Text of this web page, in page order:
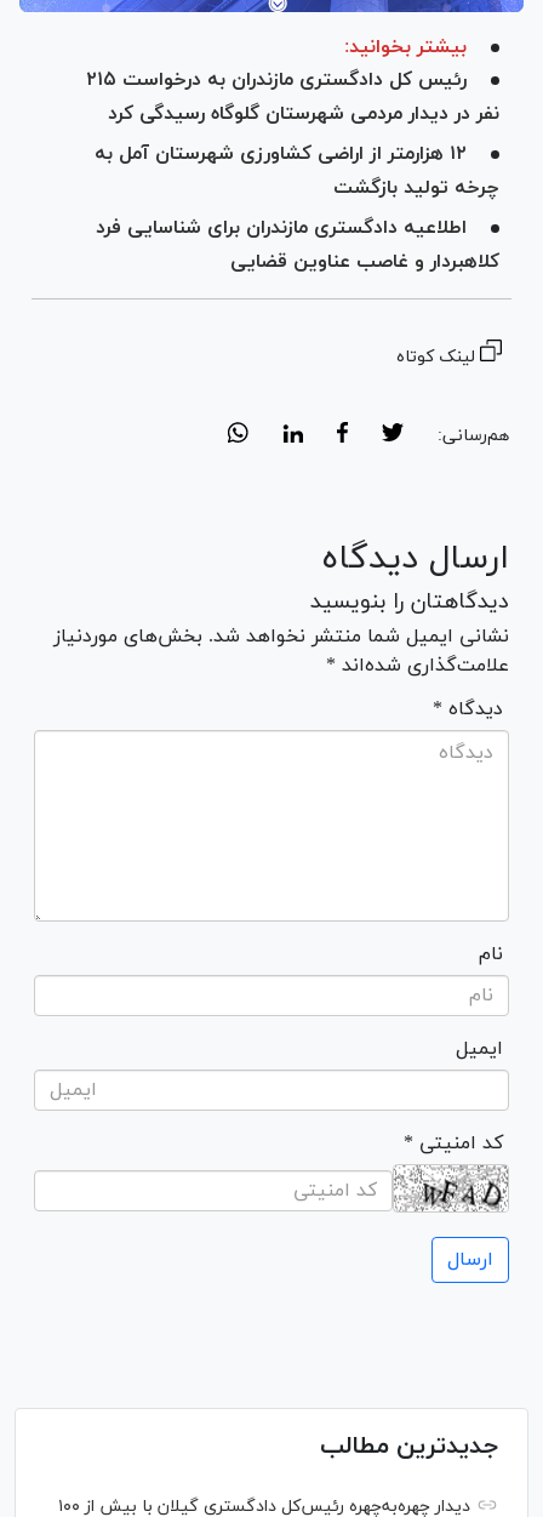
بیشتر بخوانید:
رئیس کل دادگستری مازندران به درخواست ۲۱۵
نفر در دیدار مردمی شهرستان گلوگاه رسیدگی کرد
۱۲ هزارمتر از اراضی کشاورزی شهرستان آمل به
چرخه تولید بازگشت
اطلاعیه دادگستری مازندران برای شناسایی فرد
کلاهبردار و غاصب عناوین قضایی
لینک کوتاه
هم‌رسانی:
ارسال دیدگاه
دیدگاهتان را بنویسید
نشانی ایمیل شما منتشر نخواهد شد. بخش‌های موردنیاز
علامت‌گذاری شده‌اند *
* دیدگاه
نام
ایمیل
* کد امنیتی
جدیدترین مطالب
دیدار چهره‌به‌چهره رئیس‌کل دادگستری گیلان با بیش از ۱۰۰